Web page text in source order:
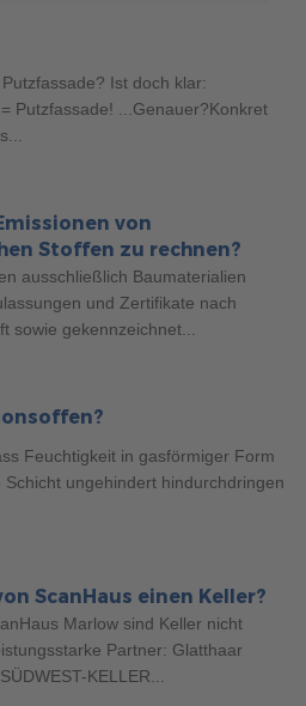
5 Min. Lesezeit 08.02.2022
TIPPS FÜR DIE
sollten Sie in Ihrem Haus
Ist doch klar:
Putzfassade! ...Genauer?Konkret
von
Stoffen zu rechnen?
ausschließlich Baumaterialien
und Zertifikate nach
sowie gekennzeichnet...
Feuchtigkeit in gasförmiger Form
ungehindert hindurchdringen
ScanHaus einen Keller?
Marlow sind Keller nicht
Partner: Glatthaar
KELLER...